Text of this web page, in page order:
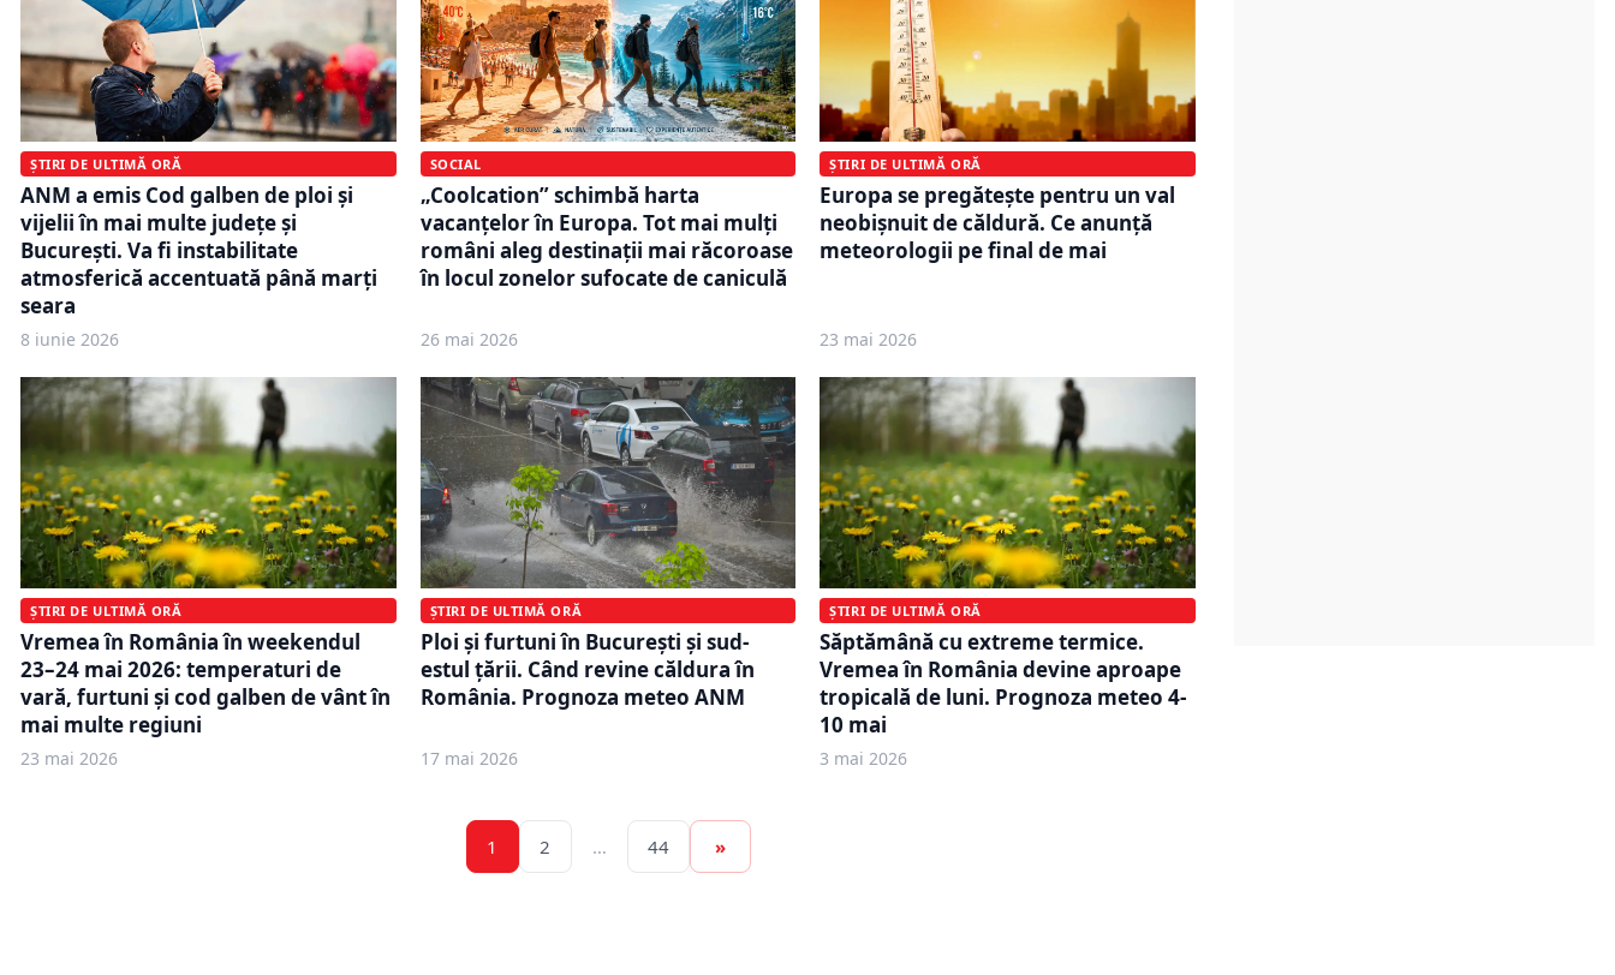
ȘTIRI DE ULTIMĂ ORĂ
ANM a emis Cod galben de ploi și
vijelii în mai multe județe și
București. Va fi instabilitate
atmosferică accentuată până marți
seara
8 iunie 2026
SOCIAL
„Coolcation” schimbă harta
vacanțelor în Europa. Tot mai mulți
români aleg destinații mai răcoroase
în locul zonelor sufocate de caniculă
26 mai 2026
ȘTIRI DE ULTIMĂ ORĂ
Europa se pregătește pentru un val
neobișnuit de căldură. Ce anunță
meteorologii pe final de mai
23 mai 2026
ȘTIRI DE ULTIMĂ ORĂ
Vremea în România în weekendul
23–24 mai 2026: temperaturi de
vară, furtuni şi cod galben de vânt în
mai multe regiuni
23 mai 2026
ȘTIRI DE ULTIMĂ ORĂ
Ploi și furtuni în București și sud-
estul țării. Când revine căldura în
România. Prognoza meteo ANM
17 mai 2026
ȘTIRI DE ULTIMĂ ORĂ
Săptămână cu extreme termice.
Vremea în România devine aproape
tropicală de luni. Prognoza meteo 4-
10 mai
3 mai 2026
1 2 … 44 »